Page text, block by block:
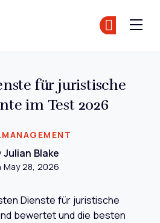
für juristische
im Test 2026
Julian Blake
May 28, 2026
Dienste für juristische
bewertet und die besten